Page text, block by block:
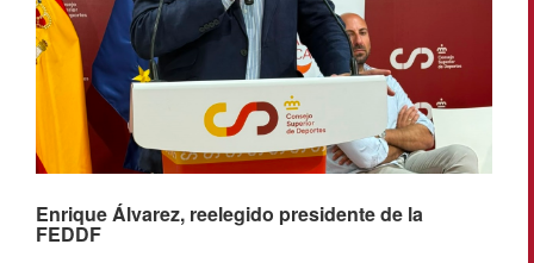
Enrique Álvarez, reelegido presidente de la
FEDDF